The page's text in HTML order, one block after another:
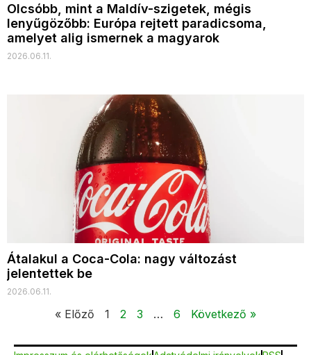
Olcsóbb, mint a Maldív-szigetek, mégis
lenyűgözőbb: Európa rejtett paradicsoma,
amelyet alig ismernek a magyarok
2026.06.11.
Átalakul a Coca-Cola: nagy változást
jelentettek be
2026.06.11.
« Előző 1 2 3 … 6 Következő »